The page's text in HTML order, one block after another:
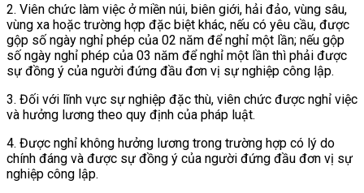
2. Viên chức làm việc ở miền núi, biên giới, hải đảo, vùng sâu,
vùng xa hoặc trường hợp đặc biệt khác, nếu có yêu cầu, được
gộp số ngày nghỉ phép của 02 năm để nghỉ một lần; nếu gộp
số ngày nghỉ phép của 03 năm để nghỉ một lần thì phải được
sự đồng ý của người đứng đầu đơn vị sự nghiệp công lập.
3. Đối với lĩnh vực sự nghiệp đặc thù, viên chức được nghỉ việc
và hưởng lương theo quy định của pháp luật.
4. Được nghỉ không hưởng lương trong trường hợp có lý do
chính đáng và được sự đồng ý của người đứng đầu đơn vị sự
nghiệp công lập.